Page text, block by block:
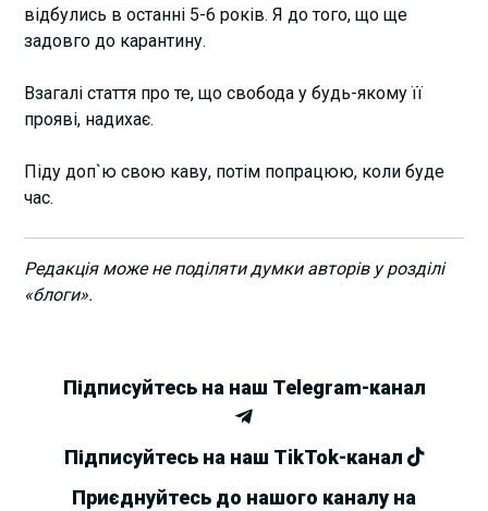
відбулись в останні 5-6 років. Я до того, що ще
задовго до карантину.
Взагалі стаття про те, що свобода у будь-якому її
прояві, надихає.
Піду доп`ю свою каву, потім попрацюю, коли буде
час.
Редакція може не поділяти думки авторів у розділі
«блоги».
Підписуйтесь на наш Telegram-канал
Підписуйтесь на наш TikTok-канал
Приєднуйтесь до нашого каналу на